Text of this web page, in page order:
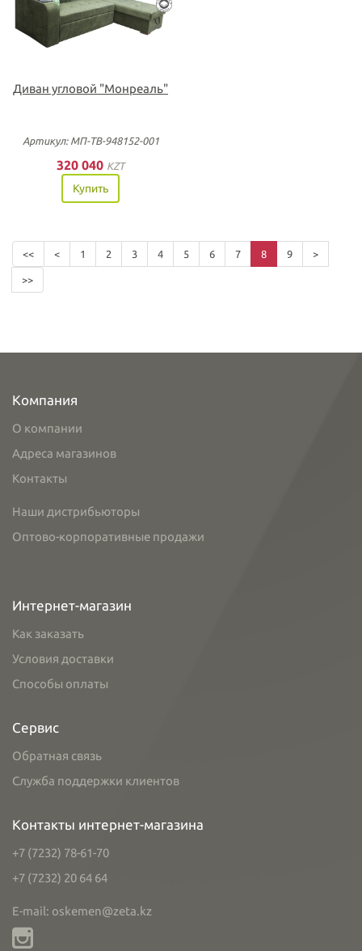
Диван угловой "Монреаль"
Артикул: МП-ТВ-948152-001
320 040 KZT
Купить
<< < 1 2 3 4 5 6 7 8 9 >
>>
Компания
О компании
Адреса магазинов
Контакты
Наши дистрибьюторы
Оптово-корпоративные продажи
Интернет-магазин
Как заказать
Условия доставки
Способы оплаты
Сервис
Обратная связь
Служба поддержки клиентов
Контакты интернет-магазина
+7 (7232) 78-61-70
+7 (7232) 20 64 64
E-mail: oskemen@zeta.kz